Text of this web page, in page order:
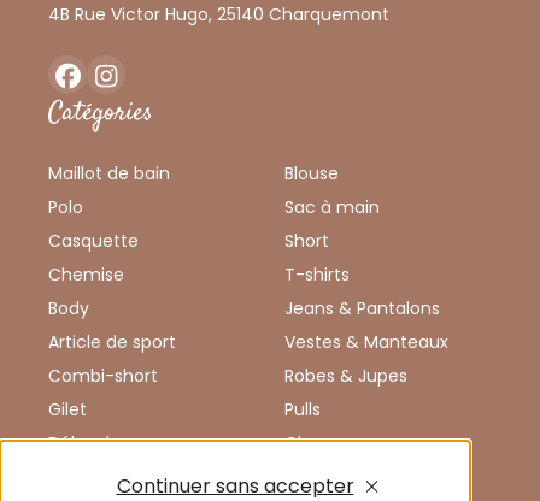
4B Rue Victor Hugo, 25140 Charquemont
FacebookInstagram
Catégories
Maillot de bain
Polo
Casquette
Chemise
Body
Article de sport
Combi-short
Gilet
Débardeur
Combinaison
Blouse
Sac à main
Short
T-shirts
Jeans & Pantalons
Vestes & Manteaux
Robes & Jupes
Pulls
Chaussures
Enfants
Continuer sans accepter